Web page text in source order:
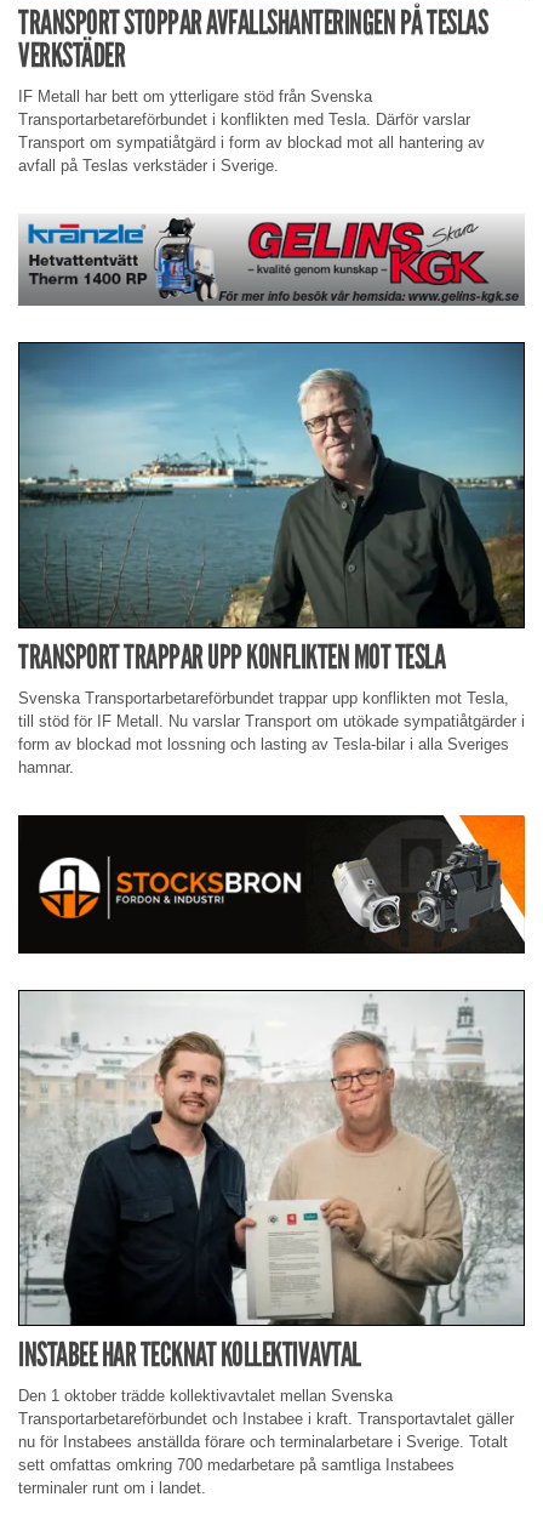
TRANSPORT STOPPAR AVFALLSHANTERINGEN PÅ TESLAS
VERKSTÄDER
IF Metall har bett om ytterligare stöd från Svenska
Transportarbetareförbundet i konflikten med Tesla. Därför varslar
Transport om sympatiåtgärd i form av blockad mot all hantering av
avfall på Teslas verkstäder i Sverige.
TRANSPORT TRAPPAR UPP KONFLIKTEN MOT TESLA
Svenska Transportarbetareförbundet trappar upp konflikten mot Tesla,
till stöd för IF Metall. Nu varslar Transport om utökade sympatiåtgärder i
form av blockad mot lossning och lasting av Tesla-bilar i alla Sveriges
hamnar.
INSTABEE HAR TECKNAT KOLLEKTIVAVTAL
Den 1 oktober trädde kollektivavtalet mellan Svenska
Transportarbetareförbundet och Instabee i kraft. Transportavtalet gäller
nu för Instabees anställda förare och terminalarbetare i Sverige. Totalt
sett omfattas omkring 700 medarbetare på samtliga Instabees
terminaler runt om i landet.